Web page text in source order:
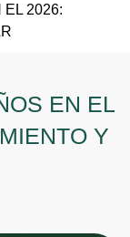
EL 2026:
EN EL
Y